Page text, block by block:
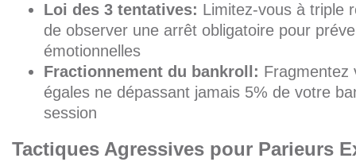
Loi des 3 tentatives: Limitez-vous à triple
de observer une arrêt obligatoire pour
émotionnelles
Fractionnement du bankroll: Fragmentez
égales ne dépassant jamais 5% de votre
session
Tactiques Agressives pour Parieurs